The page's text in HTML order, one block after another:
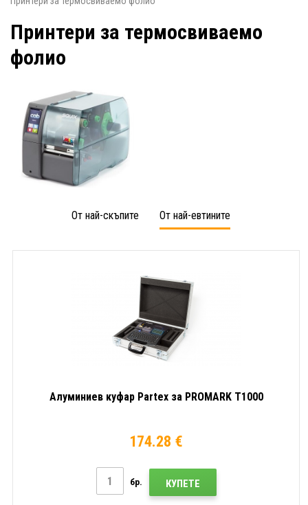
Принтери за термосвиваемо
фолио
От най-скъпите От най-евтините
Алуминиев куфар Partex за PROMARK T1000
174.28 €
бр. КУПЕТЕ